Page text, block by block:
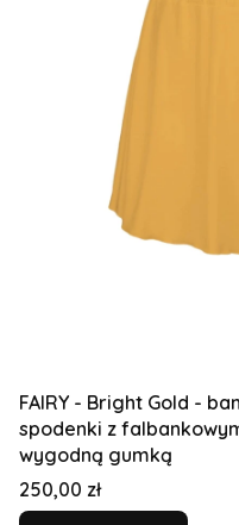
FAIRY - Bright Gold -
spodenki z
wygodną gumką
Cena
250,00 zł